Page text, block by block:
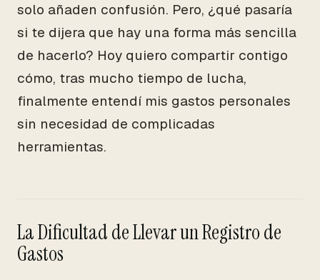
solo añaden confusión. Pero, ¿qué pasaría
si te dijera que hay una forma más sencilla
de hacerlo? Hoy quiero compartir contigo
cómo, tras mucho tiempo de lucha,
finalmente entendí mis gastos personales
sin necesidad de complicadas
herramientas.
La Dificultad de Llevar un Registro de
Gastos